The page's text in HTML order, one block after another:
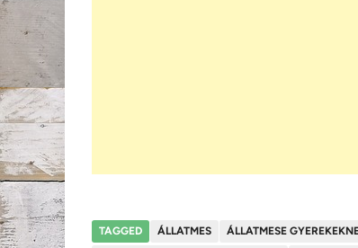
TAGGED ÁLLATMES ÁLLATMESE